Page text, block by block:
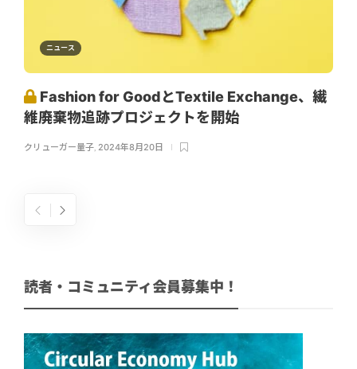
ニュース
Fashion for GoodとTextile Exchange、繊
維廃棄物追跡プロジェクトを開始
クリューガー量子, 2024年8月20日
読者・コミュニティ会員募集中！